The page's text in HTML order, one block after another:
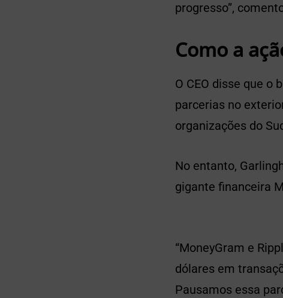
progresso”,
Como a
O CEO disse que o
parcerias no
organizações do
No entanto,
gigante financeira
“MoneyGram e
dólares em
Pausamos essa